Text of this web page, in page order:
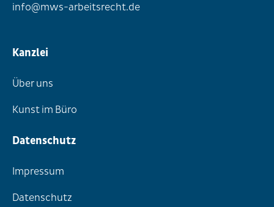
info@mws-arbeitsrecht.de
Kanzlei
Über uns
Kunst im Büro
Datenschutz
Impressum
Datenschutz